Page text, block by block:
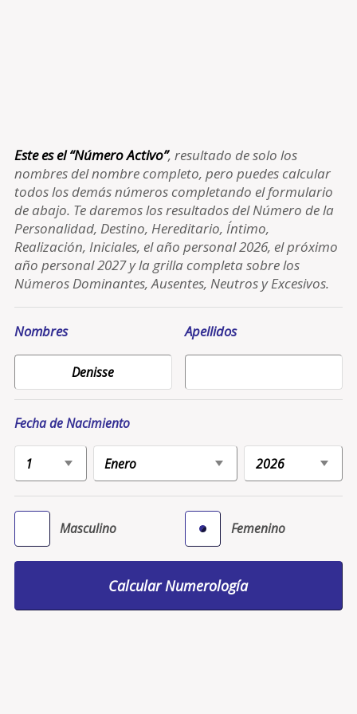
Este es el “Número Activo”, resultado de solo los
nombres del nombre completo, pero puedes calcular
todos los demás números completando el formulario
de abajo. Te daremos los resultados del Número de la
Personalidad, Destino, Hereditario, Íntimo,
Realización, Iniciales, el año personal 2026, el próximo
año personal 2027 y la grilla completa sobre los
Números Dominantes, Ausentes, Neutros y Excesivos.
Nombres Apellidos
Fecha de Nacimiento
Masculino Femenino